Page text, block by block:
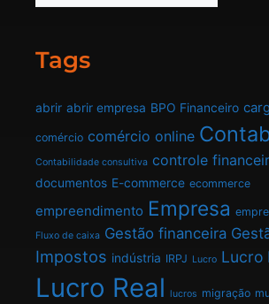
Tags
abrir abrir empresa BPO Financeiro
comércio comércio online
Contabilidade consultiva controle
documentos E-commerce ecommerce
empreendimento Empresa
Fluxo de caixa Gestão financeira
Impostos indústria IRPJ Lucro Lucro
Lucro Real lucros migração